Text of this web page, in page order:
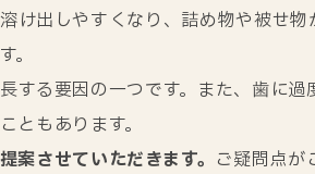
け出しやすくなり、詰め物や被せ
する要因の一つです。また、歯に
ともあります。
させていただきます。 ご疑問点が